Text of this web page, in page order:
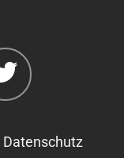
Datenschutz